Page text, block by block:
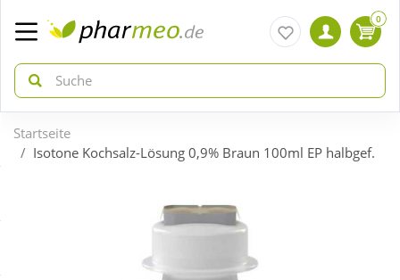
zurück
zurück
0
Startseite
Isotone Kochsalz-Lösung 0,9% Braun 100ml EP halbgef.